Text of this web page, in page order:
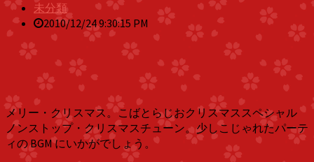
未分類
2010/12/24 9:30:15 PM
メリー・クリスマス。こばとらじおクリスマススペシャル
ノンストップ・クリスマスチューン。少しこじゃれたパーテ
ィの BGM にいかがでしょう。